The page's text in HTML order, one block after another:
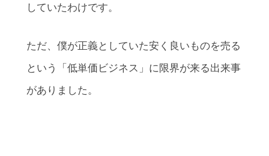
していたわけです。
ただ、僕が正義としていた安く良いものを売る
という「低単価ビジネス」に限界が来る出来事
がありました。